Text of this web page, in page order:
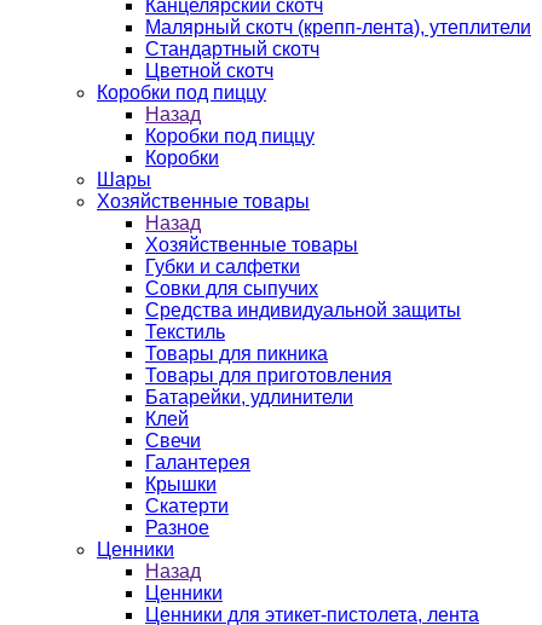
Канцелярский скотч
Малярный скотч (крепп-лента), утеплители
Стандартный скотч
Цветной скотч
Коробки под пиццу
Назад
Коробки под пиццу
Коробки
Шары
Хозяйственные товары
Назад
Хозяйственные товары
Губки и салфетки
Совки для сыпучих
Средства индивидуальной защиты
Текстиль
Товары для пикника
Товары для приготовления
Батарейки, удлинители
Клей
Свечи
Галантерея
Крышки
Скатерти
Разное
Ценники
Назад
Ценники
Ценники для этикет-пистолета, лента